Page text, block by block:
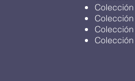
Colección